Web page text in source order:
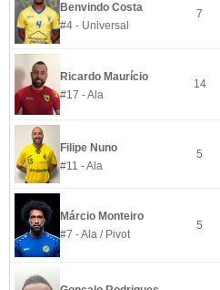
Benvindo Costa
#4 - Universal
7
Ricardo Maurício
#17 - Ala
14
Filipe Nuno
#11 - Ala
5
Márcio Monteiro
#7 - Ala / Pivot
5